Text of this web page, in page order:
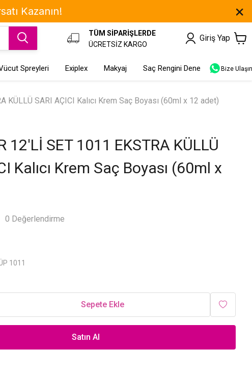
TÜM SİPARİŞLERDE
ÜCRETSİZ KARGO
Giriş Yap
Spreyleri Exiplex Makyaj Saç Rengini Dene Bize Ulaşın
KÜLLÜ SARI AÇICI Kalıcı Krem Saç Boyası (60ml x 12 adet)
12'Lİ SET 1011 EKSTRA KÜLLÜ
Kalıcı Krem Saç Boyası (60ml x
0 Değerlendirme
1011
Sepete Ekle
Satın Al
Kazanın!